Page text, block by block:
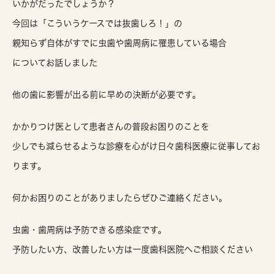
いかがだったでしょうか？
今回は「こういうケースでは抜歯しろ！」の
親知らず自体がすでに虫歯や歯周病に罹患している場合
についてお話しました
他の歯に影響が出る前に早めの決断が必要です。
かかりつけ医として患者さんの普段お困りのことを
少しでも減らせるような診療を心がけ日々歯科医療に従事してお
ります。
何かお困りのことがありましたらぜひご連絡ください。
虫歯・歯周病は予防できる感染症です。
予防したい方、改善したい方は一度歯科医院へご相談ください